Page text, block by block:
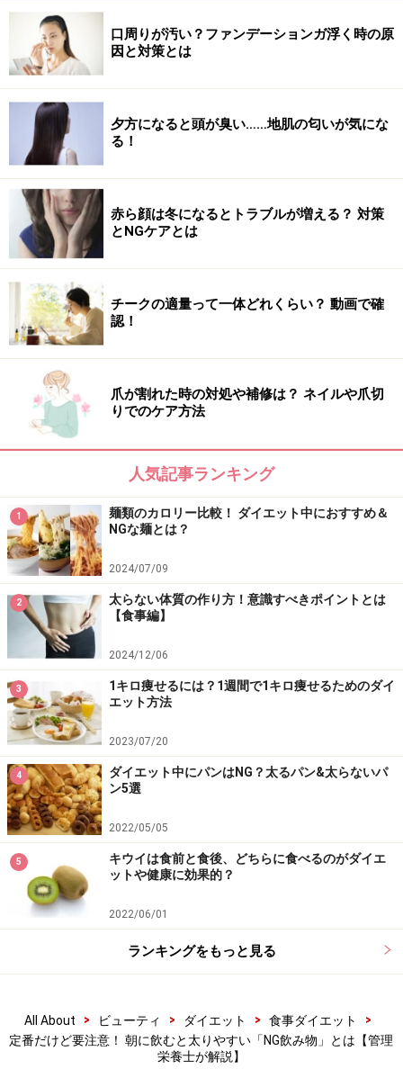
・飲み物だけで終わらせない
忙しくなりがちな朝はカフェオレやココアなど、お腹に
溜まりやすい飲み物で満足しがちです。飲み物だけでは
咀嚼することができず、お腹が空きやすいという問題点
があります。また、朝のエネルギー制限はかえって太っ
てしまう原因となります。朝は食事を中心とし、お茶や
水などの料理の邪魔をしない飲み物を選ぶと良いでしょ
う。
食事には気を付けることができても、飲み物は見落とし
やすく、選ぶものによっては肥満のリスクを高める可能
性があります。1日の血糖値に影響する朝食は特に注意
を向け、まずは飲み物だけの食事にならないように気を
付けること。次に、砂糖などエネルギーが高くなりやす
いものの含有量を意識して選んでいきましょう。
※記事内容は執筆時点のものです。最新の内容をご確認くださ
い。
※ダイエットは個人の体質、また、誤った方法による実践に起因
して体調不良を引き起こす場合があります。実践の際には、必ず
自身の体質及び健康状態を十分に考慮したうえで、正しい方法で
おこなってください。また、全ての方への有効性を保証するもの
ではありません。
【編集部おすすめの購入サイト】
Amazonでダイエット関連の書籍をチェック！
楽天市場で人気のダイエット用品をチェック！
口周りが汚い？ファンデーションガ浮く時の原
因と対策とは
夕方になると頭が臭い……地肌の匂いが気にな
る！
赤ら顔は冬になるとトラブルが増える？ 対策
とNGケアとは
チークの適量って一体どれくらい？ 動画で確
認！
爪が割れた時の対処や補修は？ ネイルや爪切
りでのケア方法
人気記事ランキング
1
麺類のカロリー比較！ ダイエット中におすすめ＆
NGな麺とは？
2024/07/09
2
太らない体質の作り方！意識すべきポイントとは
【食事編】
2024/12/06
3
1キロ痩せるには？1週間で1キロ痩せるためのダイ
エット方法
2023/07/20
4
ダイエット中にパンはNG？太るパン&太らないパ
ン5選
2022/05/05
5
キウイは食前と食後、どちらに食べるのがダイエ
ットや健康に効果的？
2022/06/01
ランキングをもっと見る
All About > ビューティ > ダイエット > 食事ダイエット
>
定番だけど要注意！ 朝に飲むと太りやすい「NG飲み物」とは【管理
栄養士が解説】